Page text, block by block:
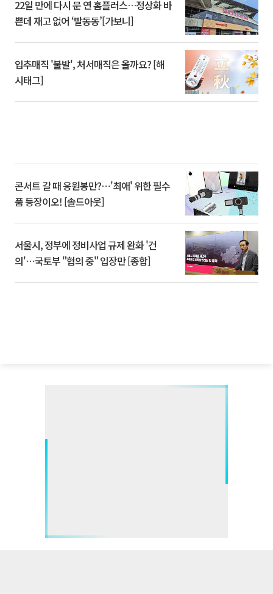
22일 만에 다시 문 연 홈플러스…정상화 바
쁜데 재고 없어 ‘발동동’[가보니]
입추매직 '불발', 처서매직은 올까요? [해
시태그]
콘서트 갈 때 응원봉만?⋯'최애' 위한 필수
품 등장이오! [솔드아웃]
서울시, 정부에 정비사업 규제 완화 '건
의'⋯국토부 "협의 중" 입장만 [종합]